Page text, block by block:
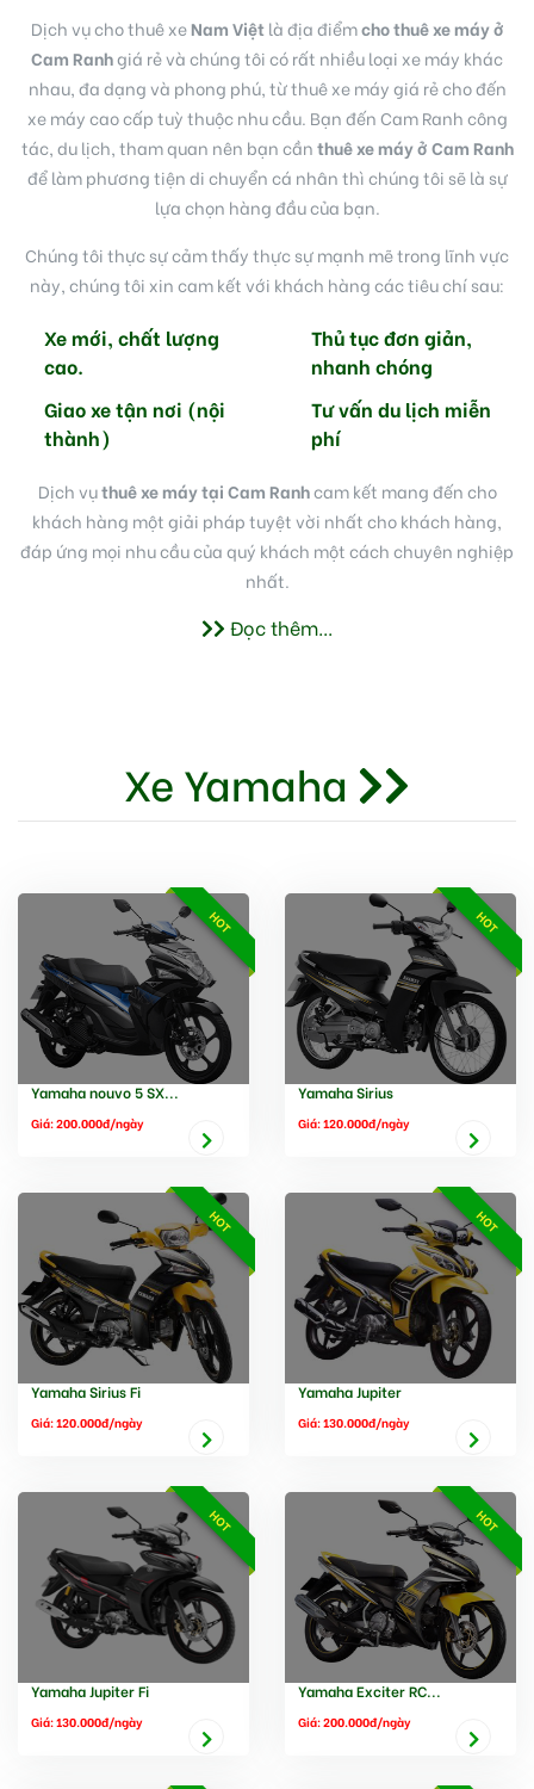
Dịch vụ cho thuê xeNam Việtlà địa điểmcho thuê xe máy ở
Cam Ranhgiá rẻ và chúng tôi có rất nhiều loại xe máy khác
nhau, đa dạng và phong phú, từ thuê xe máy giá rẻ cho đến
xe máy cao cấp tuỳ thuộc nhu cầu. Bạn đến Cam Ranh công
tác, du lịch, tham quan nên bạn cầnthuê xe máy ở Cam Ranh
để làm phương tiện di chuyển cá nhân thì chúng tôi sẽ là sự
lựa chọn hàng đầu của bạn.
Chúng tôi thực sự cảm thấy thực sự mạnh mẽ trong lĩnh vực
này, chúng tôi xin cam kết với khách hàng các tiêu chí sau:
Xe mới, chất lượng
cao.
Thủ tục đơn giản,
nhanh chóng
Giao xe tận nơi (nội
thành)
Tư vấn du lịch miễn
phí
Dịch vụthuê xe máy tại Cam Ranhcam kết mang đến cho
khách hàng một giải pháp tuyệt vời nhất cho khách hàng,
đáp ứng mọi nhu cầu của quý khách một cách chuyên nghiệp
nhất.
Đọc thêm...
Xe Yamaha
HOT
Yamaha nouvo 5 SX...
Giá: 200.000đ/ngày
HOT
Yamaha Sirius
Giá: 120.000đ/ngày
HOT
Yamaha Sirius Fi
Giá: 120.000đ/ngày
HOT
Yamaha Jupiter
Giá: 130.000đ/ngày
HOT
Yamaha Jupiter Fi
Giá: 130.000đ/ngày
HOT
Yamaha Exciter RC...
Giá: 200.000đ/ngày